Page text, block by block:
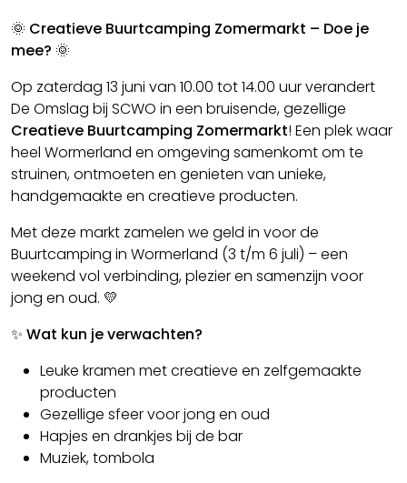
🌞 Creatieve Buurtcamping Zomermarkt – Doe je
mee? 🌞
Op zaterdag 13 juni van 10.00 tot 14.00 uur verandert
De Omslag bij SCWO in een bruisende, gezellige
Creatieve Buurtcamping Zomermarkt! Een plek waar
heel Wormerland en omgeving samenkomt om te
struinen, ontmoeten en genieten van unieke,
handgemaakte en creatieve producten.
Met deze markt zamelen we geld in voor de
Buurtcamping in Wormerland (3 t/m 6 juli) – een
weekend vol verbinding, plezier en samenzijn voor
jong en oud. 💛
✨ Wat kun je verwachten?
Leuke kramen met creatieve en zelfgemaakte
producten
Gezellige sfeer voor jong en oud
Hapjes en drankjes bij de bar
Muziek, tombola